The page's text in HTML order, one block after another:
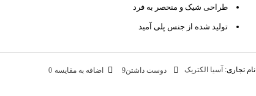
طراحی شیک و منحصر به فرد
تولید شده از جنس پلی آمید
گارانتی ۵ سالهنام تجاری: آسیا الکتریک دوست داشتن9 اضافه به مقایسه 0